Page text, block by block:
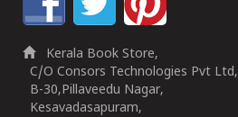
Kerala Book Store,
C/O Consors Technologies Pvt Ltd,
B-30,Pillaveedu Nagar,
Kesavadasapuram,